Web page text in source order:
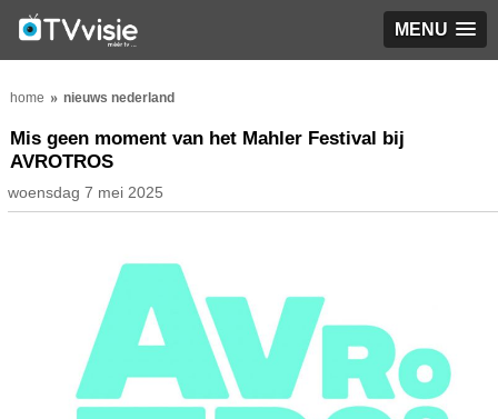
MENU
home nieuws nederland
Mis geen moment van het Mahler Festival bij
AVROTROS
woensdag 7 mei 2025